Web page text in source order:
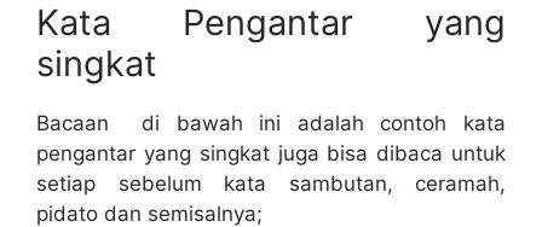
Kata Pengantar yang
singkat
Bacaan di bawah ini adalah contoh kata
pengantar yang singkat juga bisa dibaca untuk
setiap sebelum kata sambutan, ceramah,
pidato dan semisalnya;